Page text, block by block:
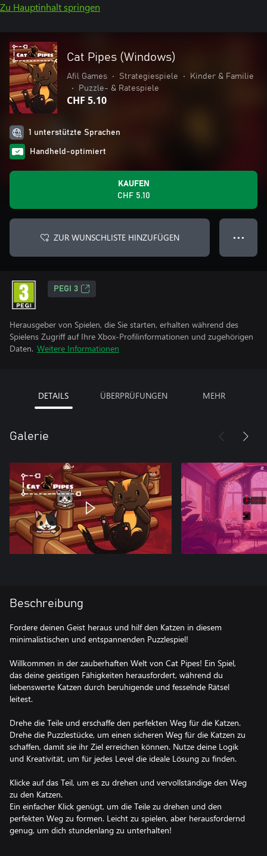
Zu Hauptinhalt springen
Cat Pipes (Windows)
Afil Games • Strategiespiele •
Kinder & Familie
•
Puzzle- & Ratespiele
CHF 5.10
1 unterstützte Sprachen
Handheld-optimiert
KAUFEN
CHF 5.10
ZUR WUNSCHLISTE HINZUFÜGEN ● ● ●
PEGI 3
Herausgeber von Spielen, die Sie starten, erhalten während des
Spielens Zugriff auf Ihre Xbox-Profilinformationen und zugehörigen
Daten. Weitere Informationen
DETAILS ÜBERPRÜFUNGEN MEHR
Galerie
Beschreibung
Fordere deinen Geist heraus und hilf den Katzen in diesem
minimalistischen und entspannenden Puzzlespiel!
Willkommen in der zauberhaften Welt von Cat Pipes! Ein Spiel,
das deine geistigen Fähigkeiten herausfordert, während du
liebenswerte Katzen durch beruhigende und fesselnde Rätsel
leitest.
Drehe die Teile und erschaffe den perfekten Weg für die Katzen.
Drehe die Puzzlestücke, um einen sicheren Weg für die Katzen zu
schaffen, damit sie ihr Ziel erreichen können. Nutze deine Logik
und Kreativität, um für jedes Level die ideale Lösung zu finden.
Klicke auf das Teil, um es zu drehen und vervollständige den Weg
zu den Katzen.
Ein einfacher Klick genügt, um die Teile zu drehen und den
perfekten Weg zu formen. Leicht zu spielen, aber herausfordernd
genug, um dich stundenlang zu unterhalten!